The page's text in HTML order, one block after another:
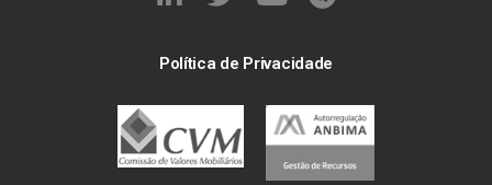
Política de Privacidade